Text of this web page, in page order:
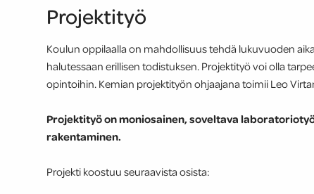
Projektityö
Koulun oppilaalla on mahdollisuus tehdä lukuvuoden
halutessaan erillisen todistuksen. Projektityö voi olla
opintoihin. Kemian projektityön ohjaajana toimii Leo
Projektityö on moniosainen, soveltava
rakentaminen.
Projekti koostuu seuraavista osista: